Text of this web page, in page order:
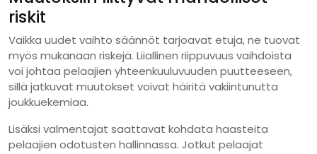
riskit
Vaikka uudet vaihto säännöt tarjoavat etuja, ne tuovat
myös mukanaan riskejä. Liiallinen riippuvuus vaihdoista
voi johtaa pelaajien yhteenkuuluvuuden puutteeseen,
sillä jatkuvat muutokset voivat häiritä vakiintunutta
joukkuekemiaa.
Lisäksi valmentajat saattavat kohdata haasteita
pelaajien odotusten hallinnassa. Jotkut pelaajat